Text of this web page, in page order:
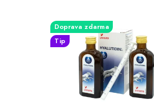
Doprava zdarma
Tip